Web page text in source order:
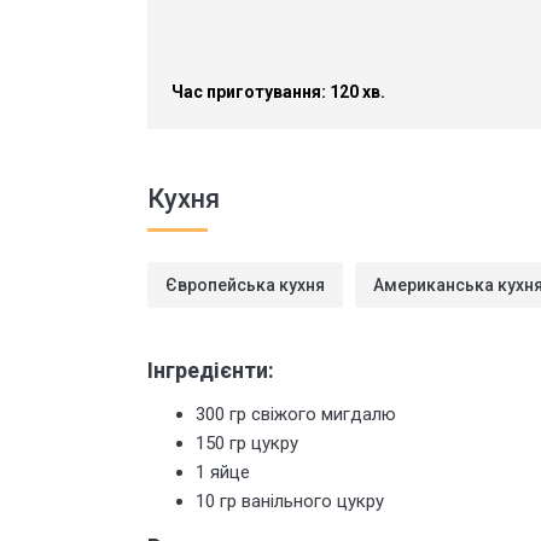
Час приготування: 120 хв.
Кухня
Європейська кухня Американська
Інгредієнти:
300 гр свіжого мигдалю
150 гр цукру
1 яйце
10 гр ванільного цукру